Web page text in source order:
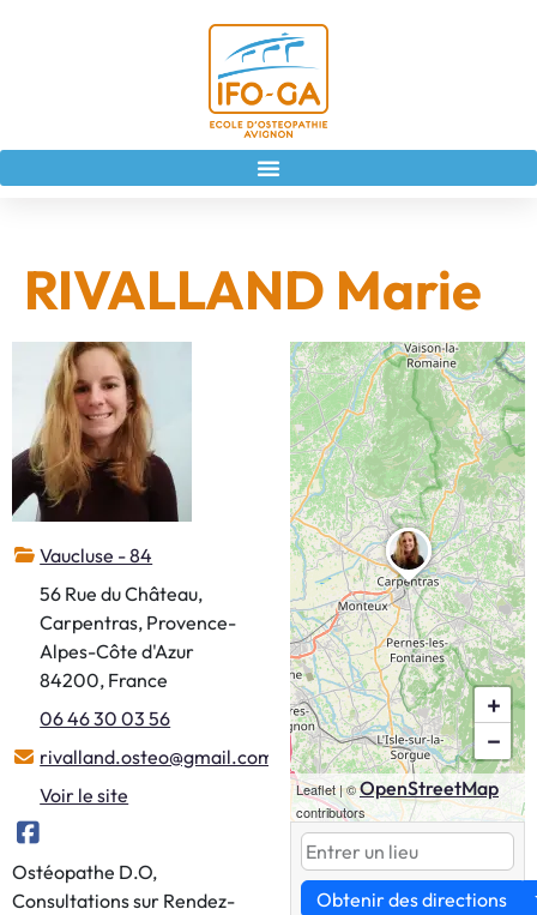
RIVALLAND Marie
Vaucluse - 84
56 Rue du Château,
Carpentras, Provence-
Alpes-Côte d'Azur
84200, France
06 46 30 03 56
rivalland.osteo@gmail.com
Voir le site
Ostéopathe D.O,
Consultations sur Rendez-
+
−
Leaflet|©OpenStreetMap
contributors
Obtenir des directions